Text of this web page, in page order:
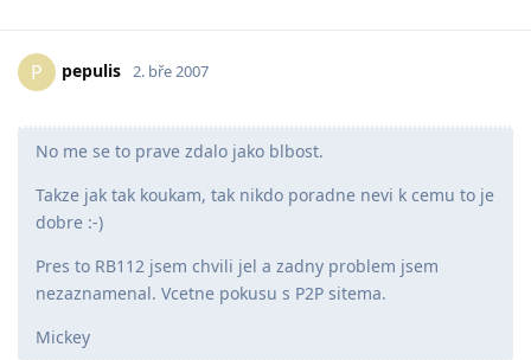
P pepulis 2. bře 2007
No me se to prave zdalo jako blbost.
Takze jak tak koukam, tak nikdo poradne nevi k cemu to je
dobre :-)
Pres to RB112 jsem chvili jel a zadny problem jsem
nezaznamenal. Vcetne pokusu s P2P sitema.
Mickey